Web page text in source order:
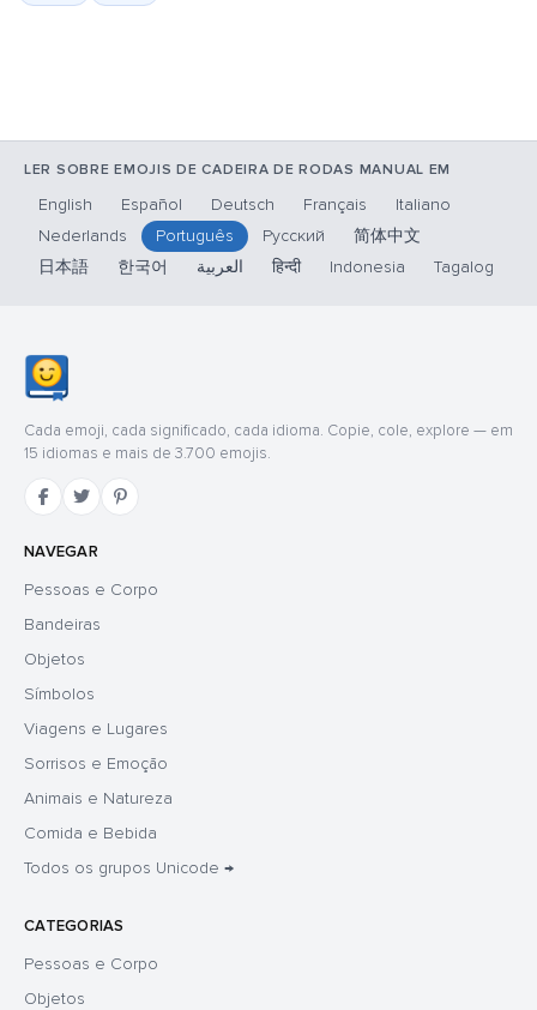
LER SOBRE EMOJIS DE CADEIRA DE RODAS MANUAL EM
English Español Deutsch Français
Italiano
Nederlands
Português Русский
简体中文
日本語
한국어 العربية हिन्दी Indonesia Tagalog
Cada emoji, cada significado, cada idioma. Copie, cole, explore — em
15 idiomas e mais de 3.700 emojis.
NAVEGAR
Pessoas e Corpo
Bandeiras
Objetos
Símbolos
Viagens e Lugares
Sorrisos e Emoção
Animais e Natureza
Comida e Bebida
Todos os grupos Unicode →
CATEGORIAS
Pessoas e Corpo
Objetos